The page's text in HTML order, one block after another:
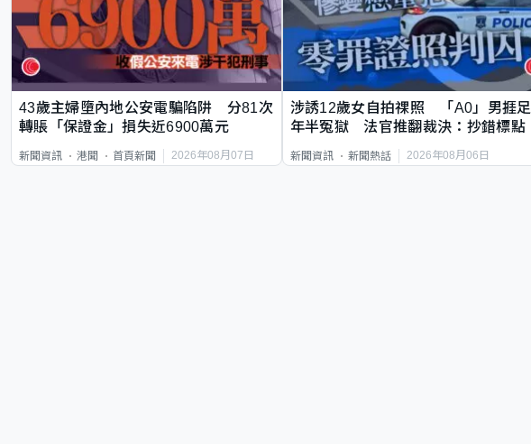
43歲主婦墮內地公安電騙陷阱 分81次
轉賬「保證金」損失近6900萬元
新聞資訊 港聞 首頁新聞 2026年08月07日
涉誘12歲女自拍祼照 「A0」男捱足
年半冤獄 法官推翻裁決：抄錯標點
新聞資訊 新聞熱話 2026年08月06日